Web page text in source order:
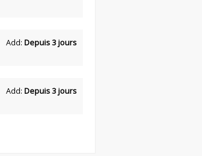
Add: Depuis 3 jours
Add: Depuis 3 jours